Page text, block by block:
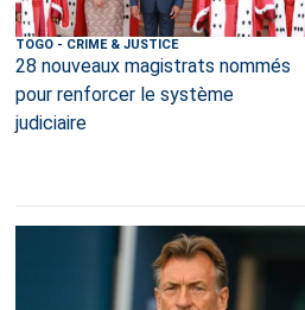
TOGO- CRIME & JUSTICE
28 nouveaux magistrats nommés
pour renforcer le système
judiciaire